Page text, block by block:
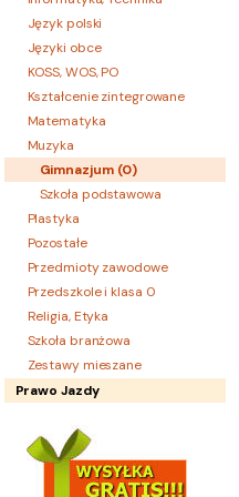
Język polski
Języki obce
KOSS, WOS, PO
Kształcenie zintegrowane
Matematyka
Muzyka
Gimnazjum (0)
Szkoła podstawowa
Plastyka
Pozostałe
Przedmioty zawodowe
Przedszkole i klasa 0
Religia, Etyka
Szkoła branżowa
Zestawy mieszane
Prawo Jazdy